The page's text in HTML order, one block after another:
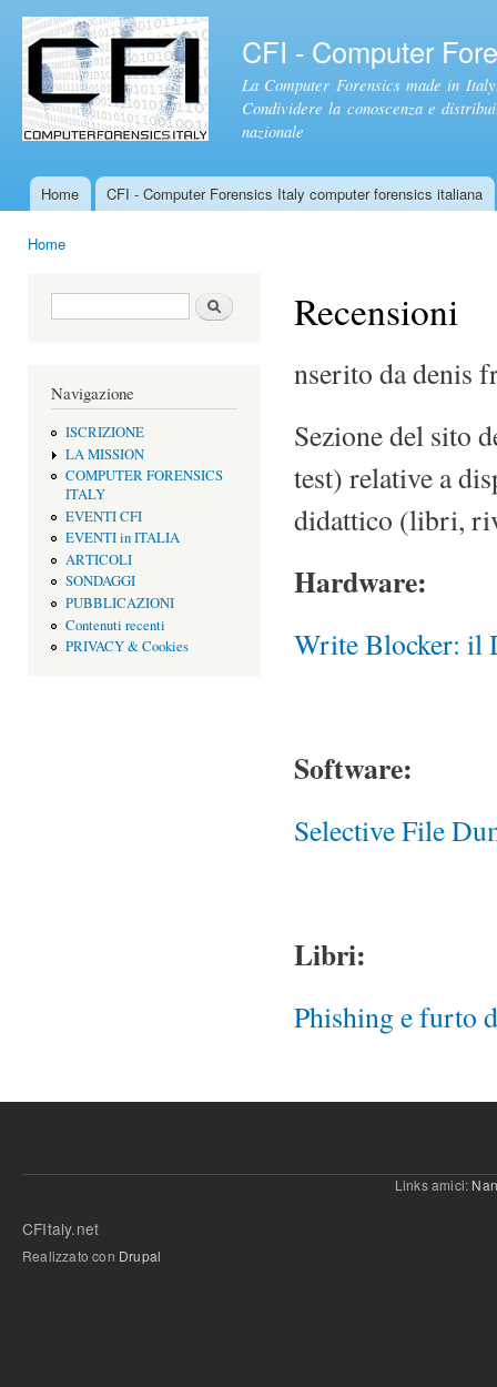
CFI - Computer
La Computer Forensics made in
Condividere la conoscenza e
nazionale
Menu principale
Home CFI - Computer Forensics Italy computer forensics italiana
Home
Form di ricerca Cerca
Navigazione
ISCRIZIONE
LA MISSION
COMPUTER FORENSICS
ITALY
EVENTI CFI
EVENTI in ITALIA
ARTICOLI
SONDAGGI
PUBBLICAZIONI
Contenuti recenti
PRIVACY & Cookies
Recensioni
nserito da denis
Sezione del sito
test) relative a
didattico (libri,
Hardware:
Write Blocker: il
Software:
Selective File
Libri:
Phishing e furto
Links amici:
CFItaly.net
Realizzato con Drupal